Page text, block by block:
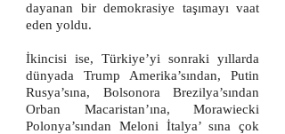
dayanan bir demokrasiye taşımayı vaat
eden yoldu.
İkincisi ise, Türkiye’yi sonraki yıllarda
dünyada Trump Amerika’sından, Putin
Rusya’sına, Bolsonora Brezilya’sından
Orban Macaristan’ına, Morawiecki
Polonya’sından Meloni İtalya’ sına çok